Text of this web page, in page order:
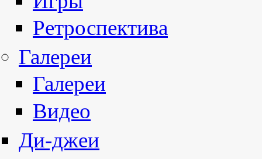
Ретроспектива
Галереи
Галереи
Видео
Ди-джеи